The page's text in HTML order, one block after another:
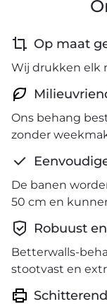
Op maat
Wij drukken elk
Ons behang
zonder
De banen
50 cm en
Robuust
Betterwalls-
stootvast en